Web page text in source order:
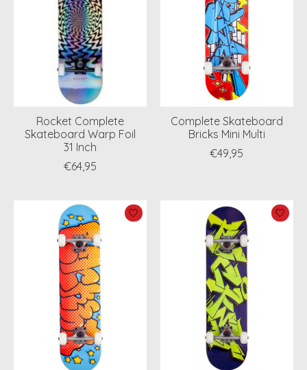
Rocket Complete
Skateboard Warp Foil
31 Inch
€64,95
Complete Skateboard
Bricks Mini Multi
€49,95